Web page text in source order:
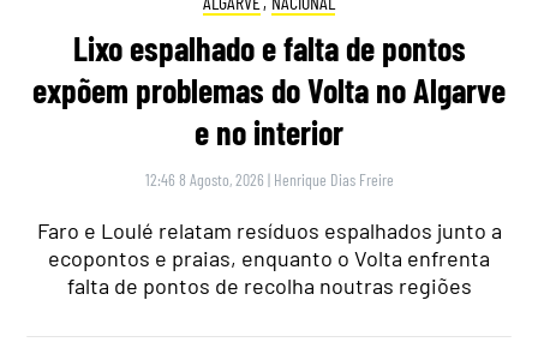
Lixo espalhado e falta de pontos
expõem problemas do Volta no Algarve
e no interior
12:46 8 Agosto, 2026 | Henrique Dias Freire
Faro e Loulé relatam resíduos espalhados junto a
ecopontos e praias, enquanto o Volta enfrenta
falta de pontos de recolha noutras regiões